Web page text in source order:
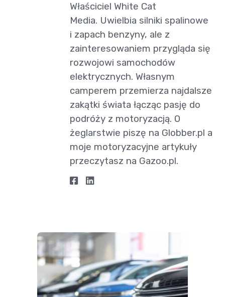
Właściciel White Cat
Media. Uwielbia silniki spalinowe
i zapach benzyny, ale z
zainteresowaniem przygląda się
rozwojowi samochodów
elektrycznych. Własnym
camperem przemierza najdalsze
zakątki świata łącząc pasję do
podróży z motoryzacją. O
żeglarstwie piszę na Globber.pl a
moje motoryzacyjne artykuły
przeczytasz na Gazoo.pl.